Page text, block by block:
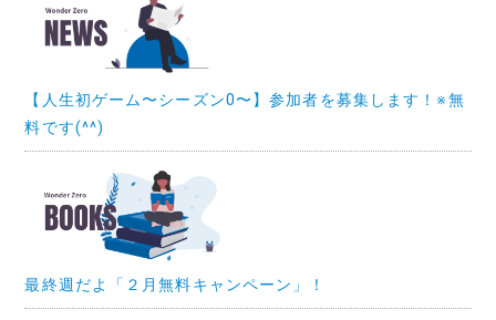
【人生初ゲーム〜シーズン0〜】参加者を募集します！※無
料です(^^)
最終週だよ「２月無料キャンペーン」！